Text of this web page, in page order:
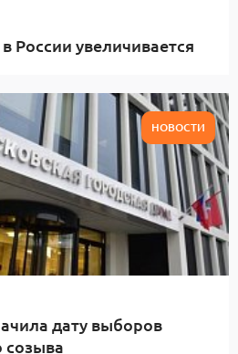
России увеличивается
НОВОСТИ
дату выборов
созыва